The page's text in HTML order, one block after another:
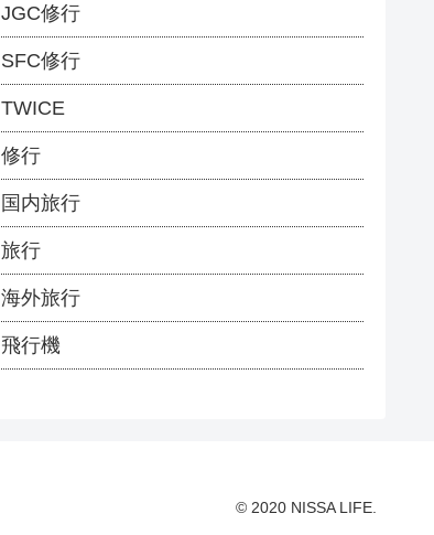
JGC修行
SFC修行
TWICE
修行
国内旅行
旅行
海外旅行
飛行機
© 2020 NISSA LIFE.